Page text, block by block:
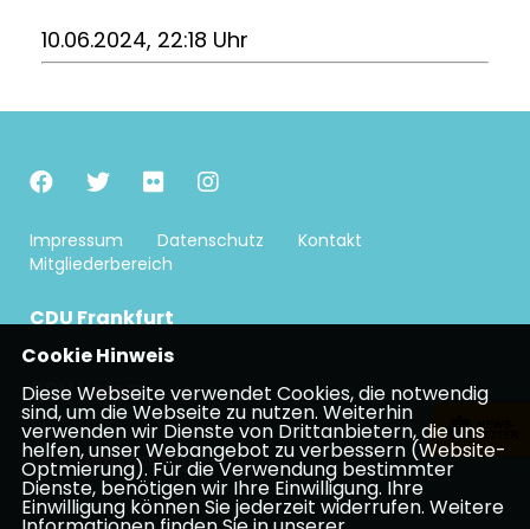
10.06.2024, 22:18 Uhr
Impressum Datenschutz
Kontakt
Mitgliederbereich
CDU Frankfurt
CDU Hessen
CDU Deutschlands
Cookie Hinweis
Diese Webseite verwendet Cookies, die notwendig
sind, um die Webseite zu nutzen. Weiterhin
verwenden wir Dienste von Drittanbietern, die uns
helfen, unser Webangebot zu verbessern (Website-
Optmierung). Für die Verwendung bestimmter
Dienste, benötigen wir Ihre Einwilligung. Ihre
Einwilligung können Sie jederzeit widerrufen. Weitere